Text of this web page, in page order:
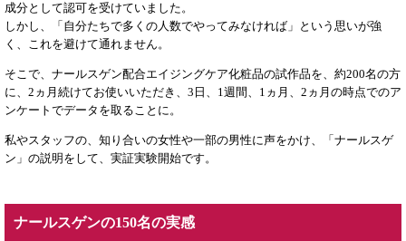
成分として認可を受けていました。
しかし、「自分たちで多くの人数でやってみなければ」という思いが強
く、これを避けて通れません。
そこで、ナールスゲン配合エイジングケア化粧品の試作品を、約200名の方
に、2ヵ月続けてお使いいただき、3日、1週間、1ヵ月、2ヵ月の時点でのア
ンケートでデータを取ることに。
私やスタッフの、知り合いの女性や一部の男性に声をかけ、「ナールスゲ
ン」の説明をして、実証実験開始です。
ナールスゲンの150名の実感